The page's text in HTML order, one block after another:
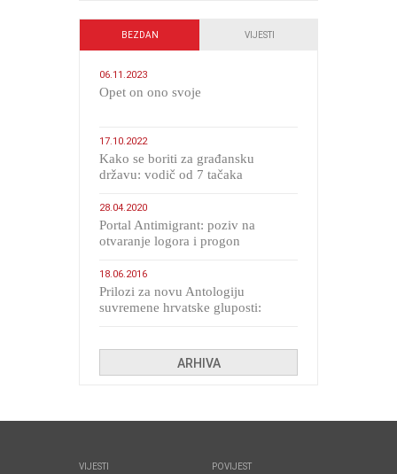
BEZDAN VIJESTI
06.11.2023
​Opet on ono svoje
17.10.2022
Kako se boriti za građansku
državu: vodič od 7 tačaka
28.04.2020
Portal Antimigrant: poziv na
otvaranje logora i progon
18.06.2016
Prilozi za novu Antologiju
suvremene hrvatske gluposti:
ARHIVA
VIJESTI POVIJEST